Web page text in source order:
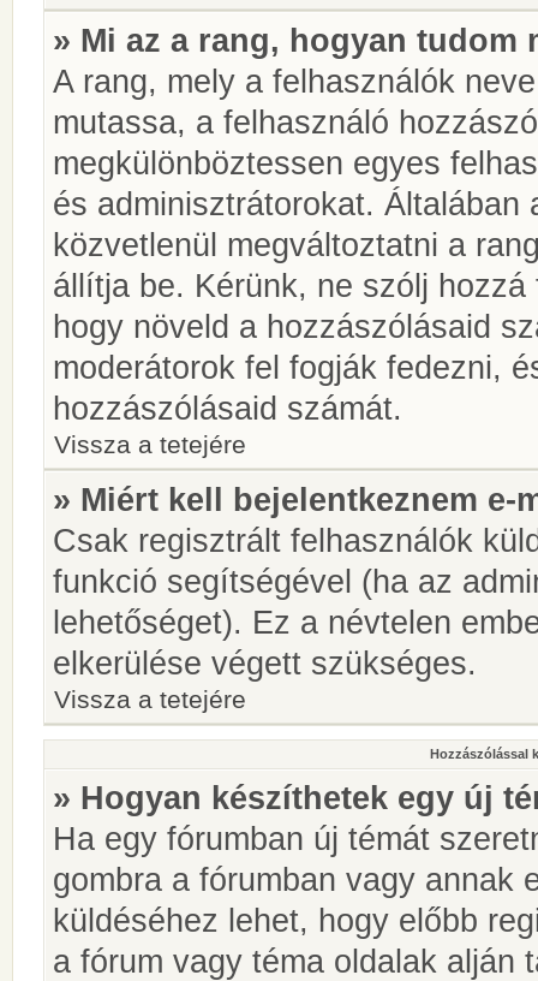
» Mi az a rang, hogyan tudom
A rang, mely a felhasználók
mutassa, a felhasználó
megkülönböztessen egyes
és adminisztrátorokat. Általában
közvetlenül megváltoztatni a
állítja be. Kérünk, ne szólj
hogy növeld a hozzászólásaid
moderátorok fel fogják fedezni,
hozzászólásaid számát.
Vissza a tetejére
» Miért kell bejelentkeznem e-
Csak regisztrált felhasználók
funkció segítségével (ha az
lehetőséget). Ez a névtelen
elkerülése végett szükséges.
Vissza a tetejére
Hozzászólással
» Hogyan készíthetek egy új
Ha egy fórumban új témát
gombra a fórumban vagy annak
küldéséhez lehet, hogy előbb
a fórum vagy téma oldalak alján